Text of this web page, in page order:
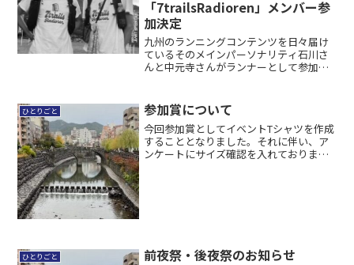
「7trailsRadioren」メンバー参
加決定
九州のランニングコンテンツを日々届け
ているそのメインパーソナリティ石川さ
んと中元寺さんがランナーとして参加し
デザイン会社を営む。自称天然パーマ。...
ひとりごと 参加賞について
今回参加賞としてイベントTシャツを作成
することとなりました。それに伴い、ア
ンケートにサイズ確認を入れておりま
ひとりごと 前夜祭・後夜祭のお知らせ